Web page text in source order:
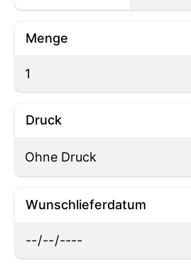
Menge
Druck
Wunschlieferdatum